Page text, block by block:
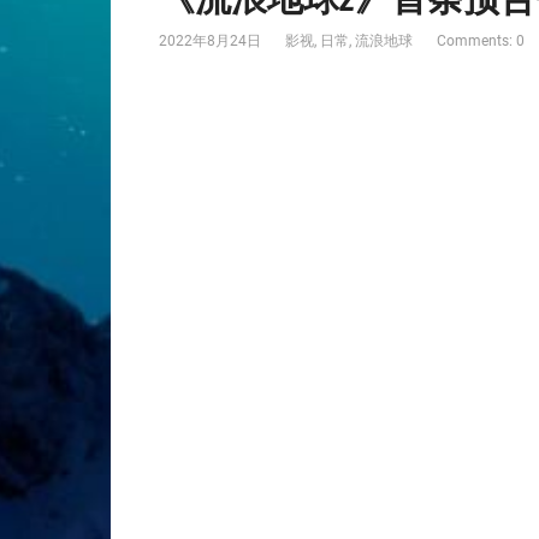
2022年8月24日 影视, 日常, 流浪地球 Comments: 0